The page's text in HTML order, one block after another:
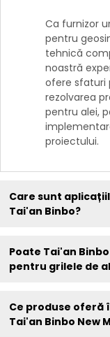
Ca furnizor
pentru
tehnică
noastră
ofere sfaturi
rezolvarea
pentru alei,
proiectului.
Care sunt
Tai'an Binbo?
Poate Tai'an
pentru grilele de
Ce produse oferă
Tai'an Binbo New